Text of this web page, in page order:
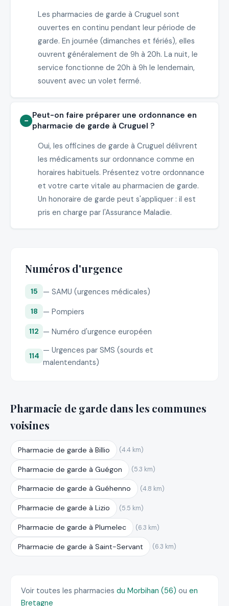
Les pharmacies de garde à Cruguel sont
ouvertes en continu pendant leur période de
garde. En journée (dimanches et fériés), elles
ouvrent généralement de 9h à 20h. La nuit, le
service fonctionne de 20h à 9h le lendemain,
souvent avec un volet fermé.
Peut-on faire préparer une ordonnance en
pharmacie de garde à Cruguel ?
Oui, les officines de garde à Cruguel délivrent
les médicaments sur ordonnance comme en
horaires habituels. Présentez votre ordonnance
et votre carte vitale au pharmacien de garde.
Un honoraire de garde peut s'appliquer : il est
pris en charge par l'Assurance Maladie.
Numéros d'urgence
15 — SAMU (urgences médicales)
18 — Pompiers
112 — Numéro d'urgence européen
114
— Urgences par SMS (sourds et
malentendants)
Pharmacie de garde dans les communes
voisines
Pharmacie de garde à Billio (4.4 km)
Pharmacie de garde à Guégon (5.3 km)
Pharmacie de garde à Guéhenno (4.8 km)
Pharmacie de garde à Lizio (5.5 km)
Pharmacie de garde à Plumelec (6.3 km)
Pharmacie de garde à Saint-Servant (6.3 km)
Voir toutes les pharmacies du Morbihan (56) ou en
Bretagne